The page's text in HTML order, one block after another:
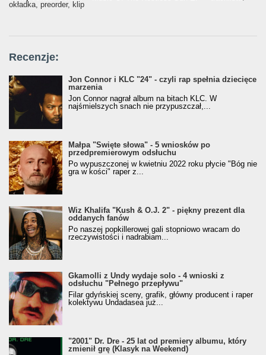
okładka, preorder, klip
Recenzje:
Jon Connor i KLC "24" - czyli rap spełnia dziecięce
marzenia
Jon Connor nagrał album na bitach KLC. W
najśmielszych snach nie przypuszczał,...
Małpa "Święte słowa" - 5 wniosków po
przedpremierowym odsłuchu
Po wypuszczonej w kwietniu 2022 roku płycie "Bóg nie
gra w kości" raper z...
Wiz Khalifa "Kush & O.J. 2" - piękny prezent dla
oddanych fanów
Po naszej popkillerowej gali stopniowo wracam do
rzeczywistości i nadrabiam...
Gkamolli z Undy wydaje solo - 4 wnioski z
odsłuchu "Pełnego przepływu"
Filar gdyńskiej sceny, grafik, główny producent i raper
kolektywu Undadasea już...
"2001" Dr. Dre - 25 lat od premiery albumu, który
zmienił grę (Klasyk na Weekend)